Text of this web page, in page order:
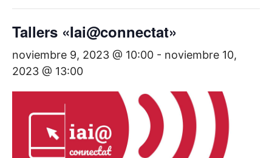
Tallers «Iai@connectat»
noviembre 9, 2023 @ 10:00 - noviembre 10,
2023 @ 13:00